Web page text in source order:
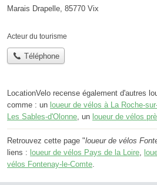
Marais Drapelle, 85770 Vix
Acteur du tourisme
Téléphone
LocationVelo recense également d'autres
comme : un loueur de vélos à La Roche-
Les Sables-d'Olonne, un loueur de vélos
Retrouvez cette page "loueur de vélos
liens : loueur de vélos Pays de la Loire,
vélos Fontenay-le-Comte.